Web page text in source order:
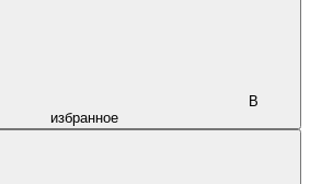
В
избранное